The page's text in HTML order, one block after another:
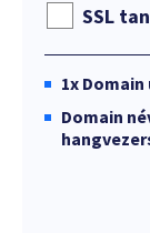
SSL
1x
Domain